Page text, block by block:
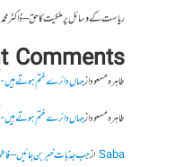
ریاست کے وسائل پر ملکیت کا حق – ڈاکٹر محمد
Comments
طاہرہ مسعودازجہاں دائرے ختم ہوتے ہیں-
طاہرہ مسعودازجہاں دائرے ختم ہوتے ہیں-
Sabaازجب جذبات خبر بن جائیں –